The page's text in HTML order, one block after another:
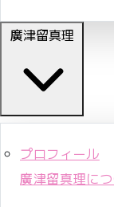
廣津留真理
プロフィール
廣津留真理に